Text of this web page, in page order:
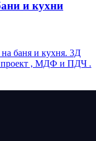
и кухни
баня и кухня. 3Д
проект , МДФ и ПДЧ .